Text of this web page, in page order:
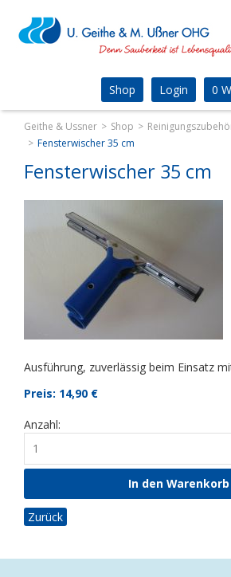
0
Login
Shop
Geithe & Ussner Shop
Fensterwischer 35 cm
Fensterwischer 35 cm
Ausführung, zuverlässig beim Einsatz
Preis: 14,90 €
Anzahl:
Zurück